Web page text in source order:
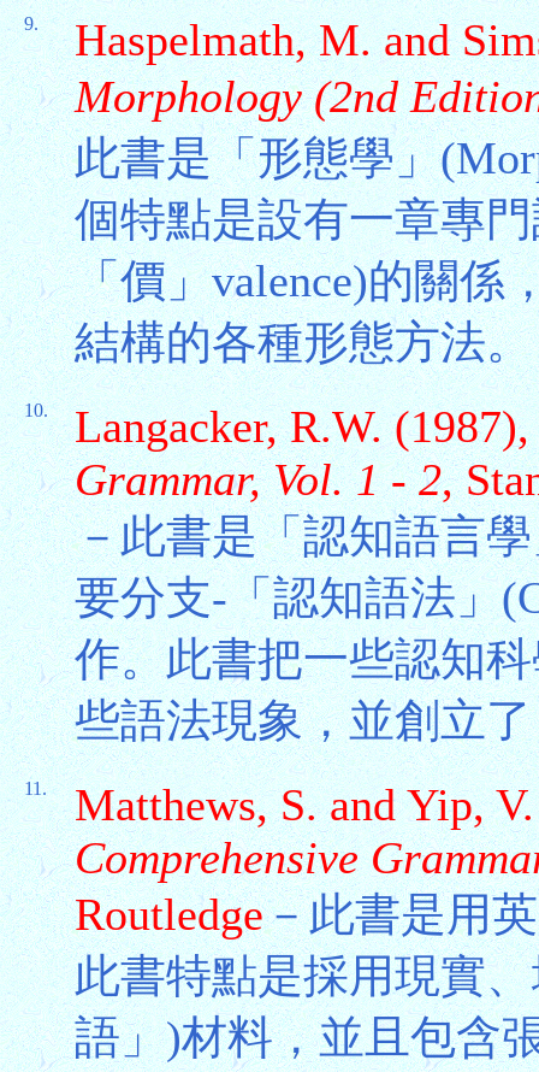
9.
Haspelmath, M. and
Morphology (2nd
此書是「形態學」
個特點是設有一章專
「價」valence)的關係
結構的各種形態方法。
10.
Langacker, R.W.
Grammar, Vol. 1 - 2,
－此書是「認知語言
要分支-「認知語法」
作。此書把一些認知
些語法現象，並創立
11.
Matthews, S. and Yip,
Comprehensive
Routledge－此書是用
此書特點是採用現實
語」)材料，並且包含